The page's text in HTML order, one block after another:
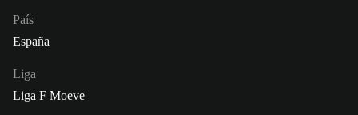
País
España
Liga
Liga F Moeve